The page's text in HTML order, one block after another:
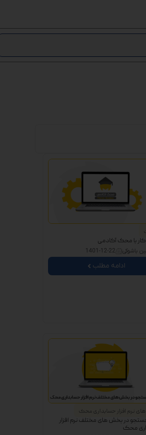
با محک آکادمی
باشوکی 1401-12-22
ادامه مطلب
های نرم افزار حسابداری محک
در بخش های مختلف نرم افزار
محک